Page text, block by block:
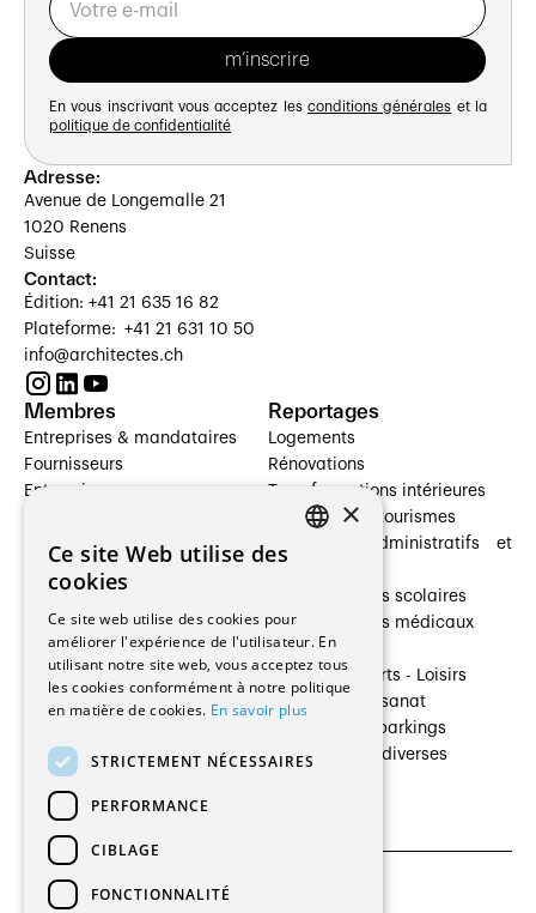
En vous inscrivant vous acceptez les conditions générales et la
politique de confidentialité
Adresse:
Avenue de Longemalle 21
1020 Renens
Suisse
Contact:
Édition: +41 21 635 16 82
Plateforme: +41 21 631 10 50
info@architectes.ch
Membres
Entreprises & mandataires
Fournisseurs
Entreprises
Architectes paysagistes
Architectes d'intérieur
Entreprises générales
Ingénieurs et mandataires
Fabricants / Fournisseurs
Régies immobilières
Gestion PPE
Reportages
Logements
Rénovations
Transformations intérieures
Hôtelleries et tourismes
Bâtiments administratifs et
Établissements scolaires
Établissements médicaux
Villas
Cultures - Sports - Loisirs
Industrie - Artisanat
Transports et parkings
Constructions diverses
CGU et Politique de confidentialités
×
Ce site Web utilise des
cookies
Ce site web utilise des cookies pour
améliorer l'expérience de l'utilisateur. En
utilisant notre site web, vous acceptez tous
les cookies conformément à notre politique
en matière de cookies. En savoir plus
STRICTEMENT NÉCESSAIRES
PERFORMANCE
CIBLAGE
FONCTIONNALITÉ